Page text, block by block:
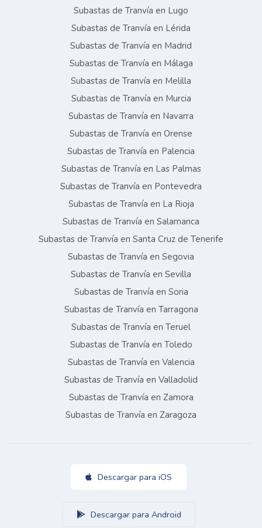
Subastas de Tranvía en Lugo
Subastas de Tranvía en Lérida
Subastas de Tranvía en Madrid
Subastas de Tranvía en Málaga
Subastas de Tranvía en Melilla
Subastas de Tranvía en Murcia
Subastas de Tranvía en Navarra
Subastas de Tranvía en Orense
Subastas de Tranvía en Palencia
Subastas de Tranvía en Las Palmas
Subastas de Tranvía en Pontevedra
Subastas de Tranvía en La Rioja
Subastas de Tranvía en Salamanca
Subastas de Tranvía en Santa Cruz de Tenerife
Subastas de Tranvía en Segovia
Subastas de Tranvía en Sevilla
Subastas de Tranvía en Soria
Subastas de Tranvía en Tarragona
Subastas de Tranvía en Teruel
Subastas de Tranvía en Toledo
Subastas de Tranvía en Valencia
Subastas de Tranvía en Valladolid
Subastas de Tranvía en Zamora
Subastas de Tranvía en Zaragoza
Descargar para iOS
Descargar para Android